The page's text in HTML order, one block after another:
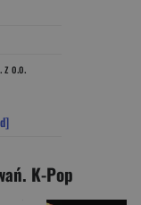
z o.o.
K-Pop